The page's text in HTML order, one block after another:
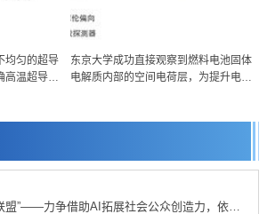
均匀的超导
高温超导机
东京大学成功直接观察到燃料电池固体
电解质内部的空间电荷层，为提升电池
研究强化新类别，促进青年研究人员赴海外开
的光晶格钟，构建网络将其打造为下一代社会
盟”——力争借助AI拓展社会公众创造力，依托